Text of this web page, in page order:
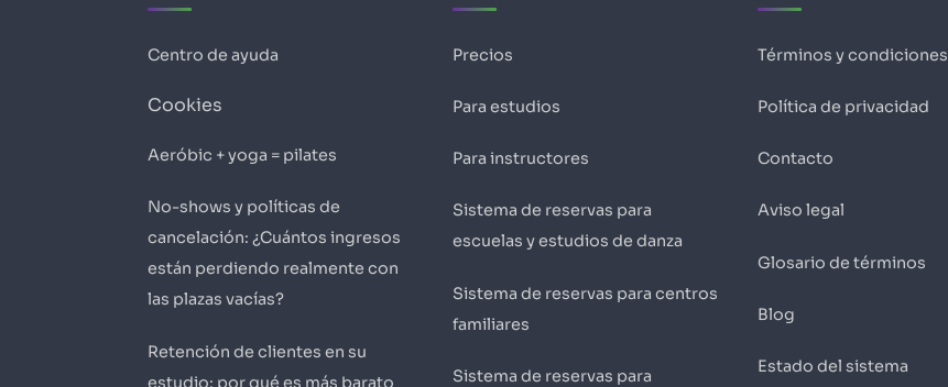
Centro de ayuda
Cookies
Aeróbic + yoga = pilates
No-shows y políticas de
cancelación: ¿Cuántos ingresos
están perdiendo realmente con
las plazas vacías?
Retención de clientes en su
estudio: por qué es más barato
Precios
Para estudios
Para instructores
Sistema de reservas para
escuelas y estudios de danza
Sistema de reservas para centros
familiares
Sistema de reservas para
Términos y condiciones
Política de privacidad
Contacto
Aviso legal
Glosario de términos
Blog
Estado del sistema